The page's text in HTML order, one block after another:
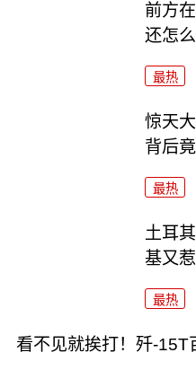
前方
还怎么
最热
惊天
背后
最热
土耳
基又
最热
看不见就挨打！歼-15T